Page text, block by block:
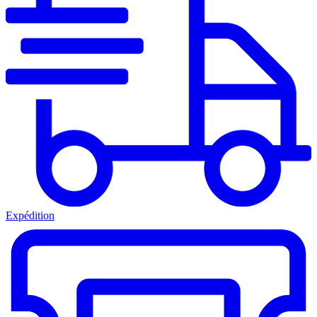
Expédition